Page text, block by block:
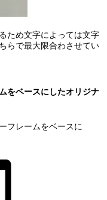
ため文字によっては文字
らで最大限合わさせてい
をベースにしたオリジナ
フレームをベースに